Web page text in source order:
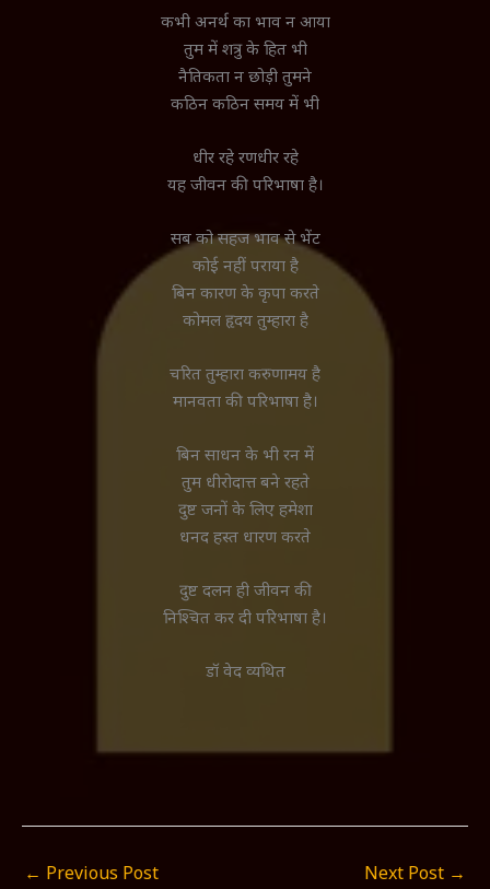
कभी अनर्थ का भाव न आया
तुम में शत्रु के हित भी
नैतिकता न छोड़ी तुमने
कठिन कठिन समय में भी
धीर रहे रणधीर रहे
यह जीवन की परिभाषा है।
सब को सहज भाव से भेंट
कोई नहीं पराया है
बिन कारण के कृपा करते
कोमल हृदय तुम्हारा है
चरित तुम्हारा करुणामय है
मानवता की परिभाषा है।
बिन साधन के भी रन में
तुम धीरोदात्त बने रहते
दुष्ट जनों के लिए हमेशा
धनद हस्त धारण करते
दुष्ट दलन ही जीवन की
निश्चित कर दी परिभाषा है।
डॉ वेद व्यथित
← Previous Post Next Post →